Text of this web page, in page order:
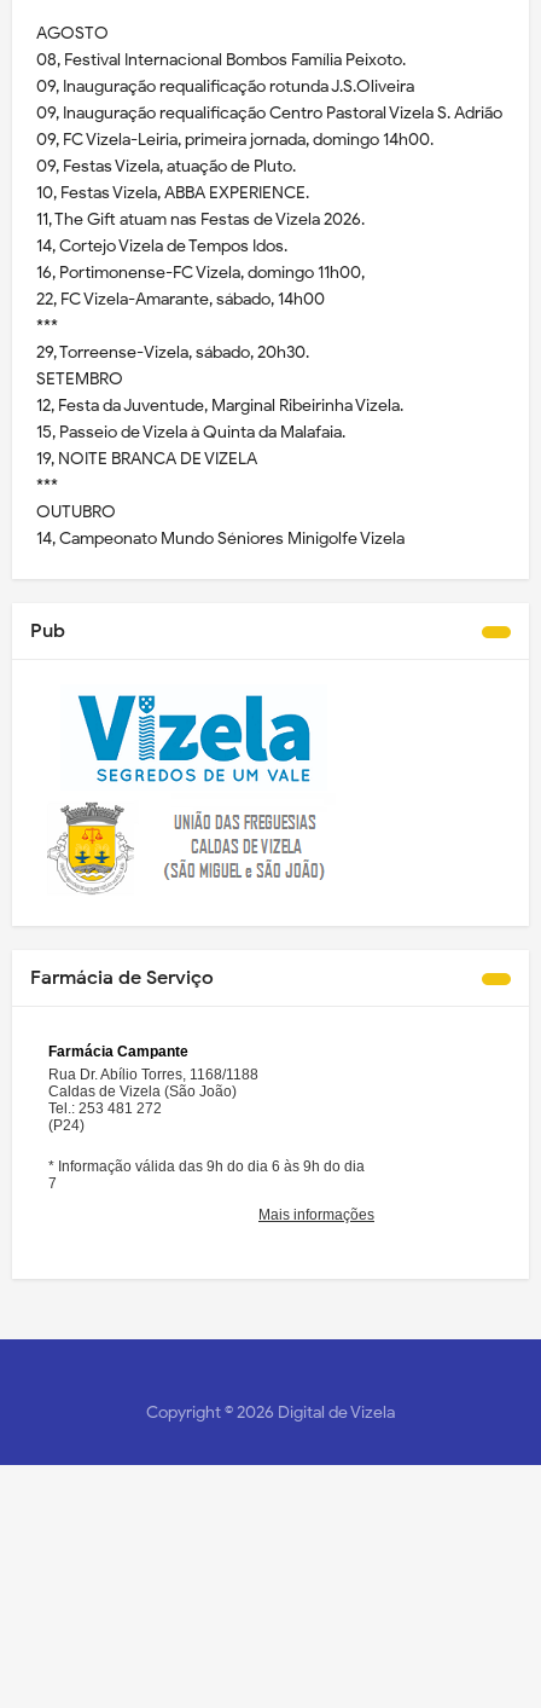
AGOSTO
08, Festival Internacional Bombos Família Peixoto.
09, Inauguração requalificação rotunda J.S.Oliveira
09, Inauguração requalificação Centro Pastoral Vizela S. Adrião
09, FC Vizela-Leiria, primeira jornada, domingo 14h00.
09, Festas Vizela, atuação de Pluto.
10, Festas Vizela, ABBA EXPERIENCE.
11, The Gift atuam nas Festas de Vizela 2026.
14, Cortejo Vizela de Tempos Idos.
16, Portimonense-FC Vizela, domingo 11h00,
22, FC Vizela-Amarante, sábado, 14h00
***
29, Torreense-Vizela, sábado, 20h30.
SETEMBRO
12, Festa da Juventude, Marginal Ribeirinha Vizela.
15, Passeio de Vizela à Quinta da Malafaia.
19, NOITE BRANCA DE VIZELA
***
OUTUBRO
14, Campeonato Mundo Séniores Minigolfe Vizela
Pub
Farmácia de Serviço
Copyright ©2026 Digital de Vizela